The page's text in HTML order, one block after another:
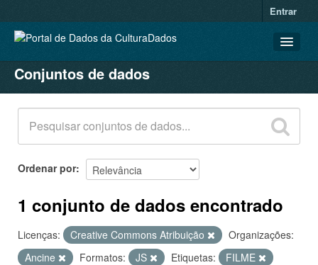
Entrar
CONJUNTOS DE DADOS
ORGANIZAÇÕES
GRUPOS
SOBRE
Conjuntos de dados
Ordenar por
1 conjunto de dados encontrado
Licenças: Creative Commons Atribuição
Organizações:
Ancine
Formatos: JS Etiquetas:
FILME